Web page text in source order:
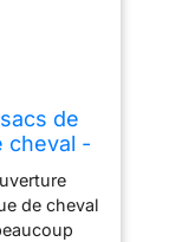
de
cheval -
de cheval